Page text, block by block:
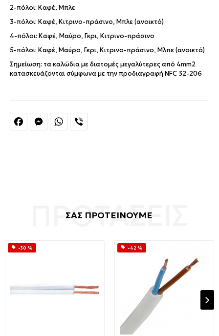
FacebookMessengerWhatsApp
2-πόλοι: Καφέ, Μπλε
3-πόλοι: Καφέ, Κιτρινο-πράσινο, Μπλε (ανοικτό)
4-πόλοι: Καφέ, Μαύρο, Γκρι, Κιτρινο-πράσινο
5-πόλοι: Καφέ, Μαύρο, Γκρι, Κιτρινο-πράσινο, Μλπε (ανοικτό)
Σημείωση: τα καλώδια με διατομές μεγαλύτερες από 4mm2
κατασκευάζονται σύμφωνα με την προδιαγραφή NFC 32-206
ΣΑΣ ΠΡΟΤΕΙΝΟΥΜΕ
-30 % -42 %